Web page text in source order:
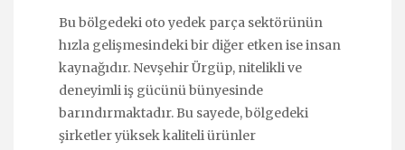
Bu bölgedeki oto yedek parça sektörünün
hızla gelişmesindeki bir diğer etken ise insan
kaynağıdır. Nevşehir Ürgüp, nitelikli ve
deneyimli iş gücünü bünyesinde
barındırmaktadır. Bu sayede, bölgedeki
şirketler yüksek kaliteli ürünler